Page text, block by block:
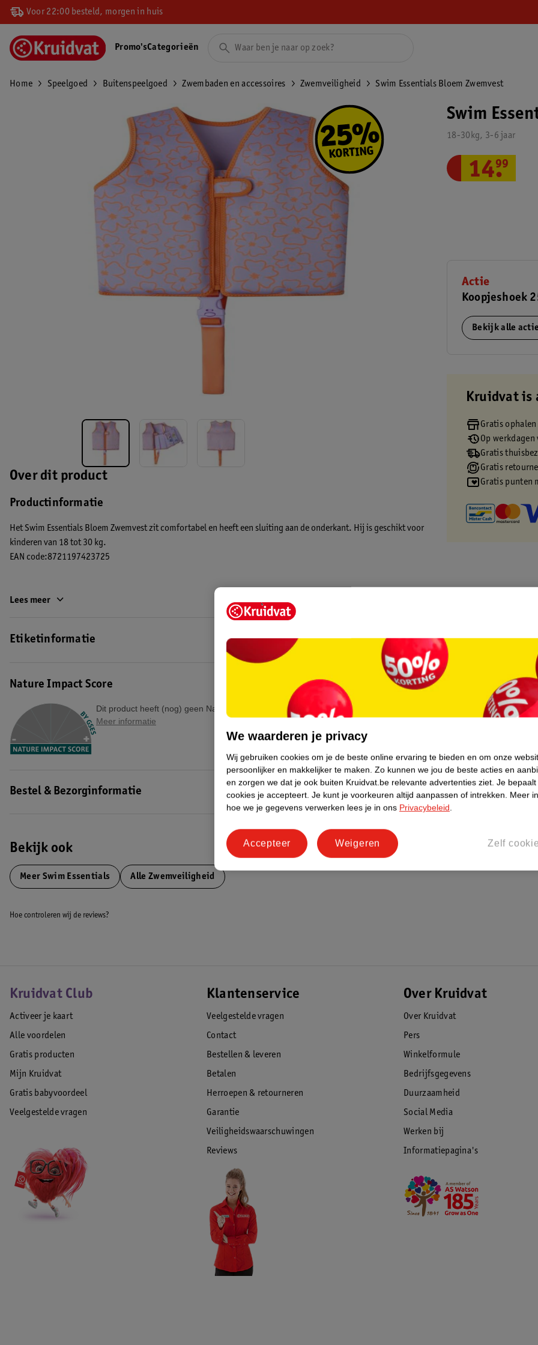
Voor 22:00 besteld, morgen in huis
Promo'sCategorieën
Home Speelgoed Buitenspeelgoed Zwembaden en accessoires Zwemveiligheid Swim Essentials Bloem Zwemvest
Over dit product
Productinformatie
Het Swim Essentials Bloem Zwemvest zit comfortabel en heeft een sluiting aan de onderkant. Hij is geschikt voor
kinderen van 18 tot 30 kg.
EAN code:8721197423725
Lees meer
Etiketinformatie
Nature Impact Score
Dit product heeft (nog) geen Nature Impact Score.
Meer informatie
Bestel & Bezorginformatie
Bekijk ook
Meer Swim Essentials Alle Zwemveiligheid
Swim
18-30kg, 3-6 jaar
14.
99
Actie
Koopjeshoek
Bekijk alle
Kruidvat is
Gratis
Op
Gratis
Gratis
Gratis punten
Hoe controleren wij de reviews?
Kruidvat Club
Activeer je kaart
Alle voordelen
Gratis producten
Mijn Kruidvat
Gratis babyvoordeel
Veelgestelde vragen
Klantenservice
Veelgestelde vragen
Contact
Bestellen & leveren
Betalen
Herroepen & retourneren
Garantie
Veiligheidswaarschuwingen
Reviews
Over Kruidvat
Over Kruidvat
Pers
Winkelformule
Bedrijfsgegevens
Duurzaamheid
Social Media
Werken bij
Informatiepagina's
We waarderen je privacy
Wij gebruiken cookies om je de beste online ervaring te bieden en om onze
persoonlijker en makkelijker te maken. Zo kunnen we jou de beste acties en
en zorgen we dat je ook buiten Kruidvat.be relevante advertenties ziet. Je
cookies je accepteert. Je kunt je voorkeuren altijd aanpassen of intrekken. Meer
hoe we je gegevens verwerken lees je in ons Privacybeleid.
Zelf
Weigeren
Accepteer